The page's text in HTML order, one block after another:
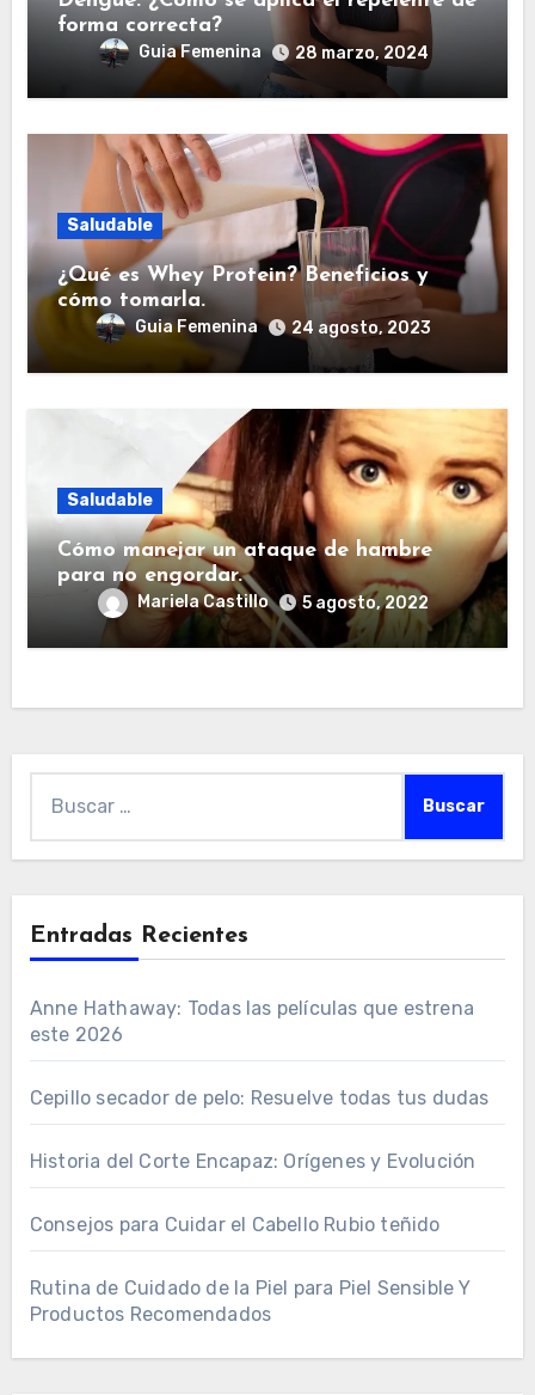
forma correcta?
Guia Femenina 28 marzo, 2024
Saludable
¿Qué es Whey Protein? Beneficios y
cómo tomarla.
Guia Femenina 24 agosto, 2023
Saludable
Cómo manejar un ataque de hambre
para no engordar.
Mariela Castillo 5 agosto, 2022
Entradas Recientes
Anne Hathaway: Todas las películas que estrena
este 2026
Cepillo secador de pelo: Resuelve todas tus dudas
Historia del Corte Encapaz: Orígenes y Evolución
Consejos para Cuidar el Cabello Rubio teñido
Rutina de Cuidado de la Piel para Piel Sensible Y
Productos Recomendados